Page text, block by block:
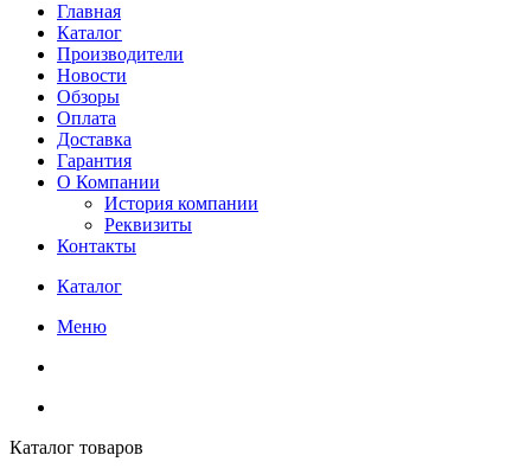
Главная
Каталог
Производители
Новости
Обзоры
Оплата
Доставка
Гарантия
О Компании
История компании
Реквизиты
Контакты
Каталог
Меню
Каталог товаров